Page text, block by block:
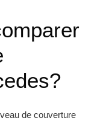
de couverture